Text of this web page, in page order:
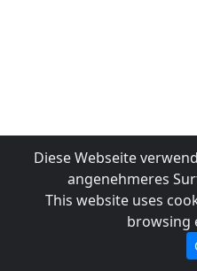
Diese Webseite
angenehmeres
This website uses
browsing